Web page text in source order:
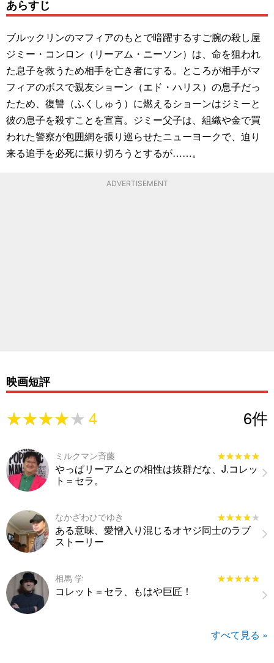
あらすじ
ブルックリンのマフィアのもとで暗躍するすご腕の殺し屋
ジミー・コンロン（リーアム・ニーソン）は、命を狙われ
た息子を救うため相手を亡き者にする。ところが相手がマ
フィアのボスで親友ショーン（エド・ハリス）の息子だっ
たため、復讐（ふくしゅう）に燃えるショーンはジミーと
彼の息子を殺すことを宣言。ジミー父子は、組織や金で買
われた警察が包囲網を張り巡らせたニューヨークで、迫り
来る追手を必死に振り切ろうとするが……。
ADVERTISEMENT
映画短評
★★★★★
★★★★★4 6件
ミルクマン斉藤 ★★★★★
★★★★★
やっぱリーアムとの相性は抜群だな、J.コレッ
ト＝セラ。
なかざわひでゆき ★★★★★
★★★★★
ある意味、愛憎入り混じるオヤジ同士のラブ
ストーリー
相馬 学 ★★★★★
★★★★★
コレット＝セラ、もはや巨匠！
すべて見る »